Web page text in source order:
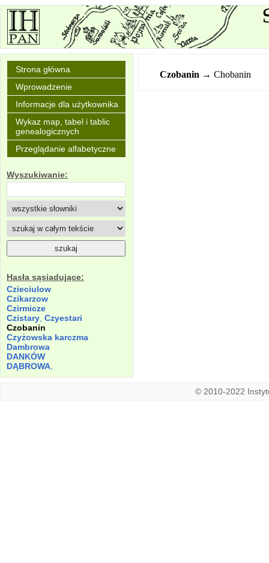
Strona główna
Wprowadzenie
Informacje dla użytkownika
Wykaz map, tabel i tablic
genealogicznych
Przeglądanie alfabetyczne
Wyszukiwanie:
Hasła sąsiadujące:
Czieciulow
Czikarzow
Czirmicze
Czistary Czyestari
Czobanin
Czyżowska karczma
Dambrowa
DANKÓW
DĄBROWA
Czobanin → Chobanin
© 2010-2022